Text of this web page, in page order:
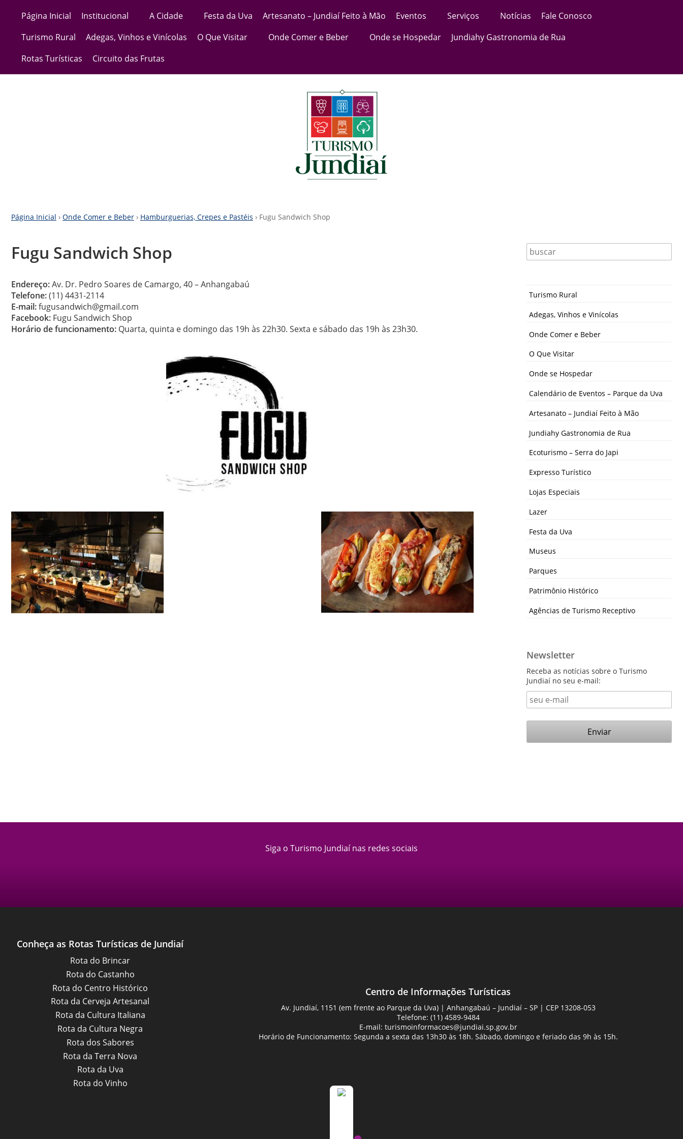
Página Inicial Institucional A Cidade Festa da Uva Artesanato – Jundiaí Feito à Mão Eventos Serviços Notícias
Fale Conosco
Turismo Rural
Adegas, Vinhos e Vinícolas O Que Visitar Onde Comer e Beber Onde se Hospedar
Jundiahy Gastronomia de Rua
Rotas Turísticas
Circuito das Frutas
Página Inicial › Onde Comer e Beber › Hamburguerias, Crepes e Pastéis › Fugu Sandwich Shop
Fugu Sandwich Shop
Endereço:Av. Dr. Pedro Soares de Camargo, 40 – Anhangabaú
Telefone:(11) 4431-2114
E-mail:fugusandwich@gmail.com
Facebook: Fugu Sandwich Shop
Horário de funcionamento: Quarta, quinta e domingo das 19h às 22h30. Sexta e sábado das 19h às 23h30.
Turismo Rural
Adegas, Vinhos e Vinícolas
Onde Comer e Beber
O Que Visitar
Onde se Hospedar
Calendário de Eventos – Parque da Uva
Artesanato – Jundiaí Feito à Mão
Jundiahy Gastronomia de Rua
Ecoturismo – Serra do Japi
Expresso Turístico
Lojas Especiais
Lazer
Festa da Uva
Museus
Parques
Patrimônio Histórico
Agências de Turismo Receptivo
Newsletter
Receba as notícias sobre o Turismo
Jundiaí no seu e-mail:
Siga o Turismo Jundiaí nas redes sociais
Conheça as Rotas Turísticas de Jundiaí
Rota do Brincar
Rota do Castanho
Rota do Centro Histórico
Rota da Cerveja Artesanal
Rota da Cultura Italiana
Rota da Cultura Negra
Rota dos Sabores
Rota da Terra Nova
Rota da Uva
Rota do Vinho
Centro de Informações Turísticas
Av. Jundiaí, 1151 (em frente ao Parque da Uva) | Anhangabaú – Jundiaí – SP | CEP 13208-053
Telefone: (11) 4589-9484
E-mail: turismoinformacoes@jundiai.sp.gov.br
Horário de Funcionamento: Segunda a sexta das 13h30 às 18h. Sábado, domingo e feriado das 9h às 15h.